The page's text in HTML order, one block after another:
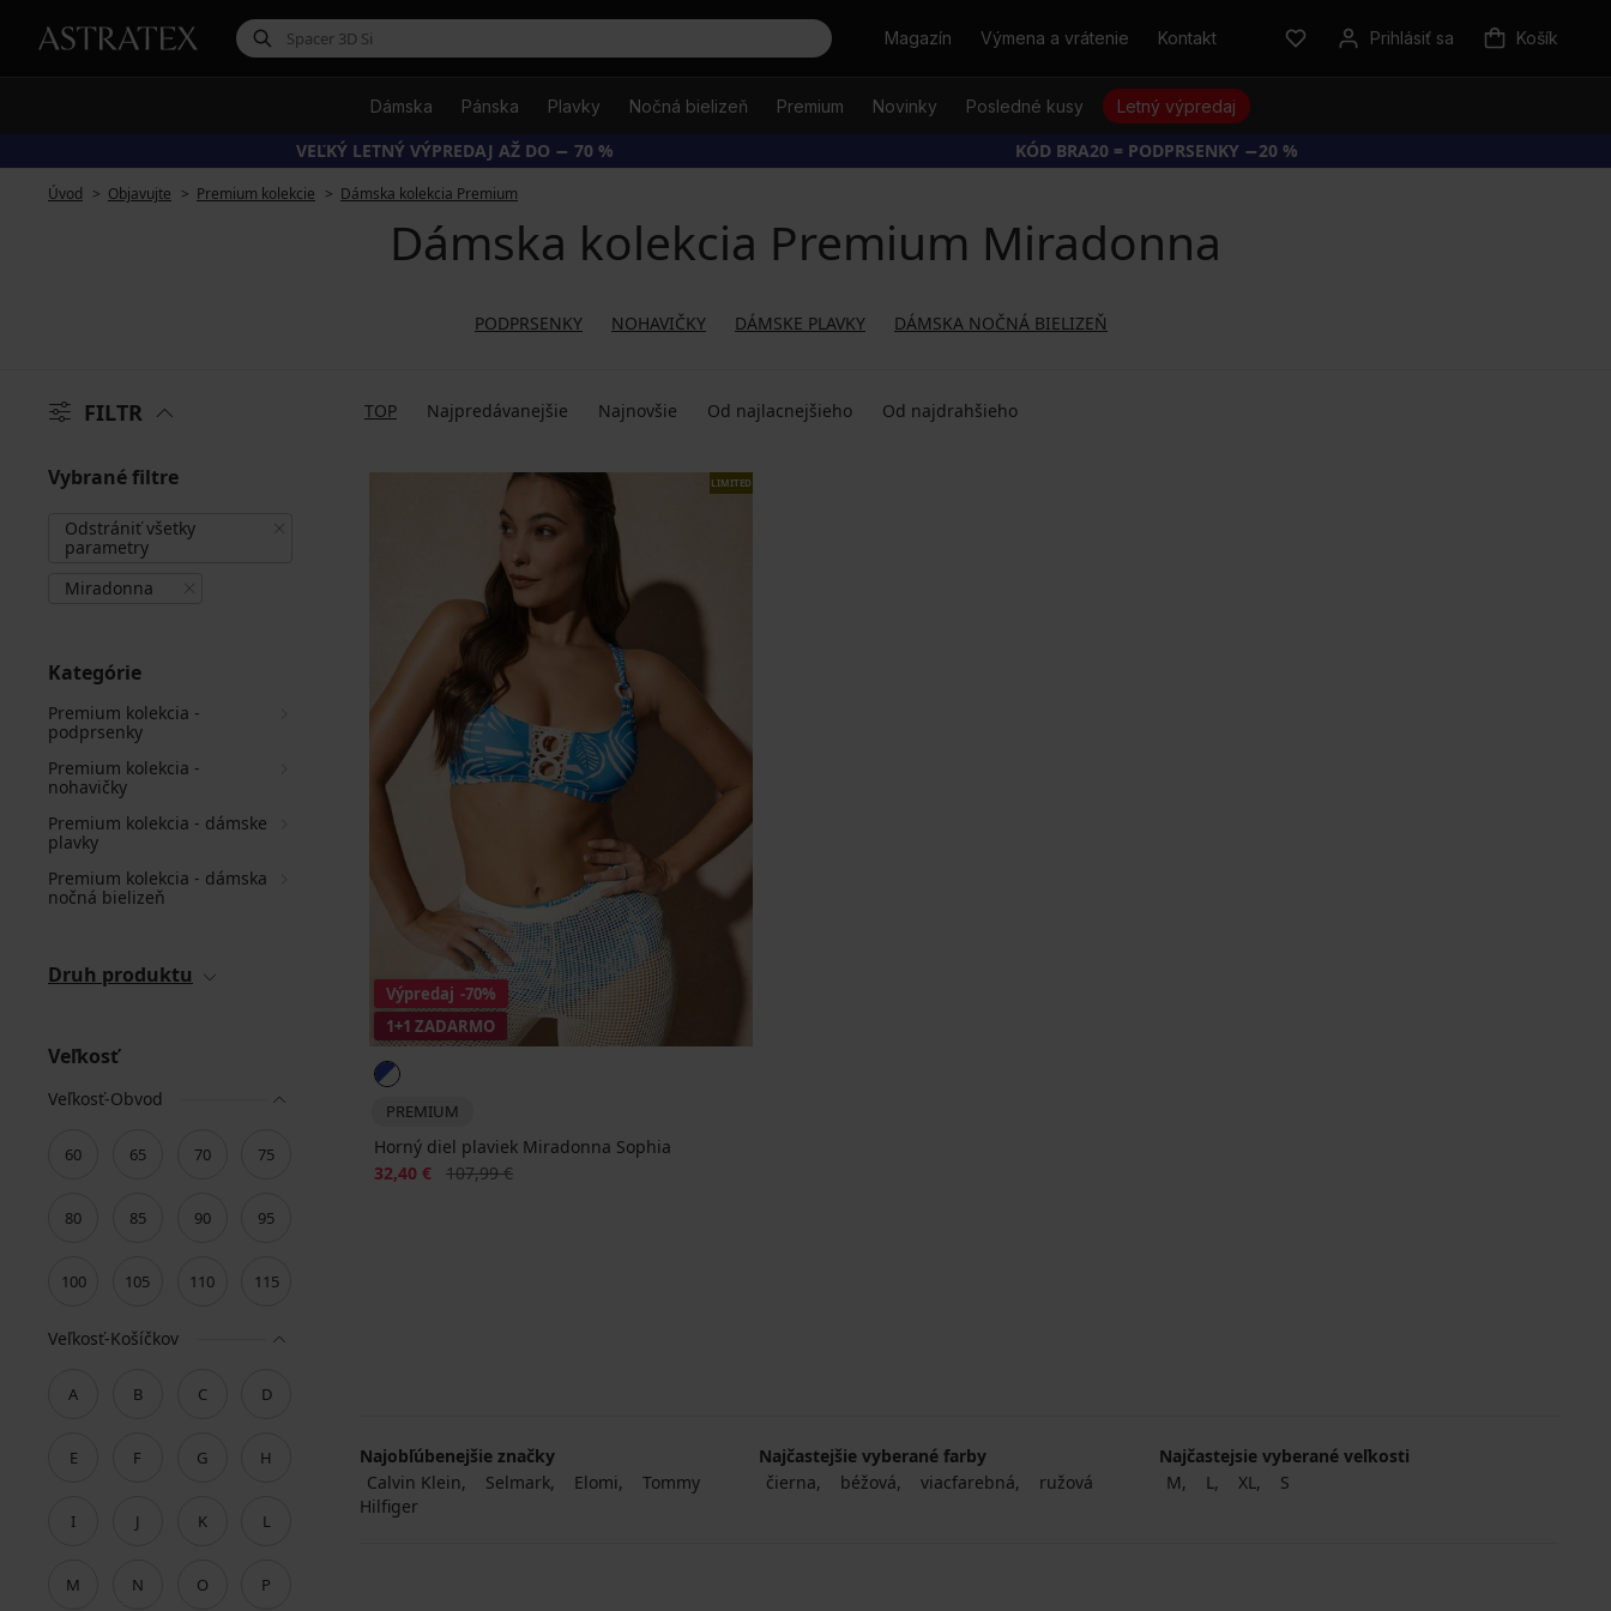
HľadaťMagazín Výmena a vrátenie Kontakt Prihlásiť sa Košík
Dámska Pánska Plavky Nočná bielizeň Premium Novinky Posledné kusy Letný výpredaj
VEĽKÝ LETNÝ VÝPREDAJ AŽ DO − 70 % KÓD BRA20 = PODPRSENKY −20 %
Úvod Objavujte Premium kolekcie Dámska kolekcia Premium
Dámska kolekcia Premium Miradonna
PODPRSENKY NOHAVIČKY DÁMSKE PLAVKY DÁMSKA NOČNÁ BIELIZEŇ
FILTR TOP Najpredávanejšie Najnovšie Od najlacnejšieho Od najdrahšieho
Vybrané filtre
Odstrániť všetky
parametry
Miradonna
Kategórie
Premium kolekcia -
podprsenky
Premium kolekcia -
nohavičky
Premium kolekcia - dámske
plavky
Premium kolekcia - dámska
nočná bielizeň
Druh produktu
Veľkosť
Veľkosť-Obvod
60 65 70 75
80 85 90 95
100 105 110 115
Veľkosť-Košíčkov
A B C D
E F G H
I J K L
M N O P
LIMITED
Výpredaj -70%
1+1 ZADARMO
PREMIUM
Horný diel plaviek Miradonna Sophia
Zľava
32,40 € Pôvodná cena
107,99 €
Najobľúbenejšie značky
Calvin Klein
Selmark Elomi
Tommy
Hilfiger
Najčastejšie vyberané farby
čierna
béžová viacfarebná ružová
Najčastejsie vyberané veľkosti
M
L XL S